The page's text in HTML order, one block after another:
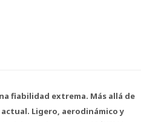
fiabilidad extrema. Más allá de
Ligero, aerodinámico y